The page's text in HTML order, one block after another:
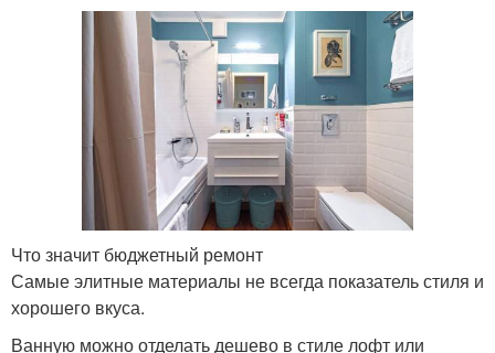
Что значит бюджетный ремонт
Самые элитные материалы не всегда показатель стиля и
хорошего вкуса.
Ванную можно отделать дешево в стиле лофт или